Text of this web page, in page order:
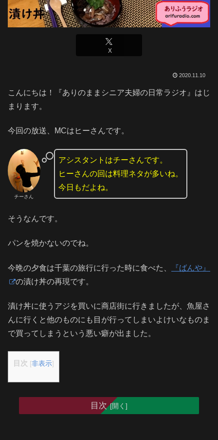
X
2020.11.10
こんにちは！『ありのままシニア夫婦の日常ラジオ』はじ
まります。
今回の放送、MCはヒーさんです。
チーさん
アシスタントはチーさんです。
ヒーさんの回は料理ネタが多いね。
今日もだよね。
そうなんです。
パンを焼かないのでね。
今晩の夕食は千葉の旅行に行った時に食べた、
『ばんや』
の漬け丼の再現です。
漬け丼に使うアジを買いに商店街に行きましたが、魚屋さ
んに行くと他のものにも目が行ってしまいよけいなものま
で買ってしまうという悪い癖が出ました。
目次 [非表示]
目次